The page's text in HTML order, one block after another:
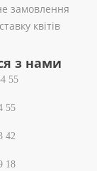
замовлення
квітів
з нами
55
55
42
18